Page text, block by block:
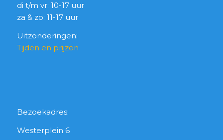
di t/m vr: 10-17 uur
za & zo: 11-17 uur
Uitzonderingen:
Tijden en prijzen
Bezoekadres:
Westerplein 6